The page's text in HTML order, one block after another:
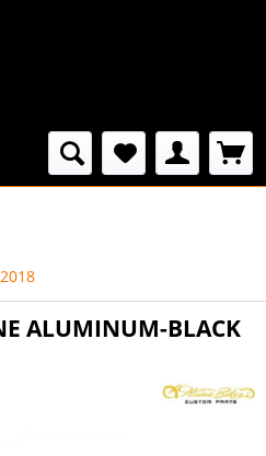
ALUMINUM-BLACK